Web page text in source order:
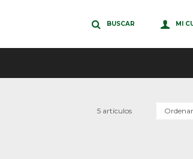
5 artículos